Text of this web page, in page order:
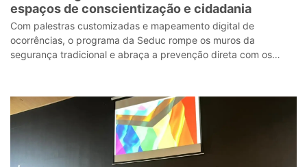
espaços de conscientização e cidadania
Com palestras customizadas e mapeamento digital de
ocorrências, o programa da Seduc rompe os muros da
segurança tradicional e abraça a prevenção direta com os